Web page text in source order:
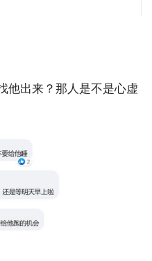
他出来？那人是不是心虚